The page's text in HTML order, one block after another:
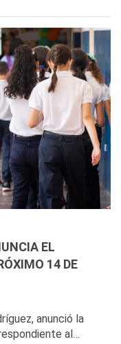
EL
14 DE
anunció la
al…